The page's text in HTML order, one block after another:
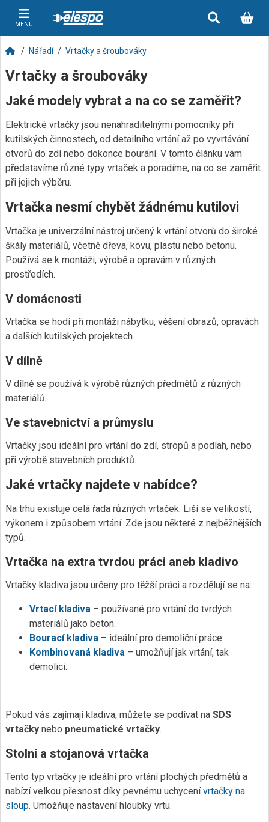
MENU
Nářadí Vrtačky a šroubováky
Vrtačky a šroubováky
Jaké modely vybrat a na co se zaměřit?
Elektrické vrtačky jsou nenahraditelnými pomocníky při
kutilských činnostech, od detailního vrtání až po vyvrtávání
otvorů do zdí nebo dokonce bourání. V tomto článku vám
představíme různé typy vrtaček a poradíme, na co se zaměřit
při jejich výběru.
Vrtačka nesmí chybět žádnému kutilovi
Vrtačka je univerzální nástroj určený k vrtání otvorů do široké
škály materiálů, včetně dřeva, kovu, plastu nebo betonu.
Používá se k montáži, výrobě a opravám v různých
prostředích.
V domácnosti
Vrtačka se hodí při montáži nábytku, věšení obrazů, opravách
a dalších kutilských projektech.
V dílně
V dílně se používá k výrobě různých předmětů z různých
materiálů.
Ve stavebnictví a průmyslu
Vrtačky jsou ideální pro vrtání do zdí, stropů a podlah, nebo
při výrobě stavebních produktů.
Jaké vrtačky najdete v nabídce?
Na trhu existuje celá řada různých vrtaček. Liší se velikostí,
výkonem i způsobem vrtání. Zde jsou některé z nejběžnějších
typů.
Vrtačka na extra tvrdou práci aneb kladivo
Vrtačky kladiva jsou určeny pro těžší práci a rozdělují se na:
Vrtací kladiva – používané pro vrtání do tvrdých
materiálů jako beton.
Bourací kladiva – ideální pro demoliční práce.
Kombinovaná kladiva – umožňují jak vrtání, tak
demolici.
Pokud vás zajímají kladiva, můžete se podívat na SDS
vrtačky nebo pneumatické vrtačky.
Stolní a stojanová vrtačka
Tento typ vrtačky je ideální pro vrtání plochých předmětů a
nabízí velkou přesnost díky pevnému uchycenívrtačky na
sloup. Umožňuje nastavení hloubky vrtu.